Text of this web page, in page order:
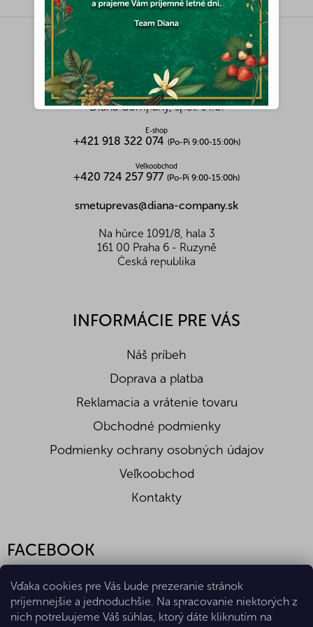
Vďaka cookies pre Vás bude prezeranie stránok
príjemnejšie a jednoduchšie. Na spracovanie niektorých z
nich potrebujeme Váš súhlas, ktorý dáte kliknutím na
KONTAKT
Diana Company, spol. s r.o.
E-shop
+421 918 322 074 (Po-Pi 9:00-15:00h)
Veľkoobchod
+420 724 257 977 (Po-Pi 9:00-15:00h)
smetuprevas@diana-company.sk
Na hůrce 1091/8, hala 3
161 00 Praha 6 - Ruzyně
Česká republika
INFORMÁCIE PRE VÁS
Náš príbeh
Doprava a platba
Reklamacia a vrátenie tovaru
Obchodné podmienky
Podmienky ochrany osobných údajov
Veľkoobchod
Kontakty
FACEBOOK